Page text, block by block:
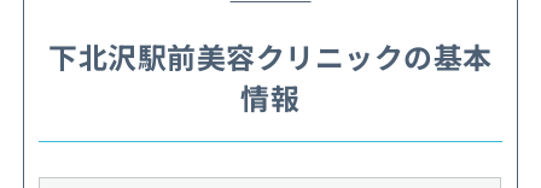
下北沢駅前美容クリニックの基本
情報